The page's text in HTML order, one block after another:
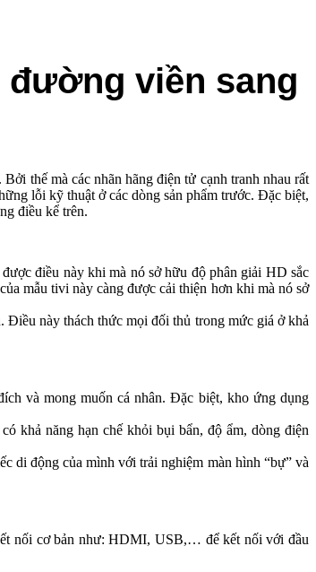
đường viền sang
thế mà các nhãn hãng điện tử cạnh tranh nhau rất
lỗi kỹ thuật ở các dòng sản phẩm trước. Đặc biệt,
điều kể trên.
điều này khi mà nó sở hữu độ phân giải HD sắc
mẫu tivi này càng được cải thiện hơn khi mà nó sở
Điều này thách thức mọi đối thủ trong mức giá ở khả
và mong muốn cá nhân. Đặc biệt, kho ứng dụng
khả năng hạn chế khỏi bụi bẩn, độ ẩm, dòng điện
di động của mình với trải nghiệm màn hình “bự” và
nối cơ bản như: HDMI, USB,… để kết nối với đầu